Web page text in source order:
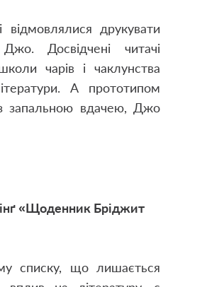
друкувати
Досвідчені читачі
чарів і чаклунства
А прототипом
запальною вдачею, Джо
«Щоденник Бріджит
списку, що лишається